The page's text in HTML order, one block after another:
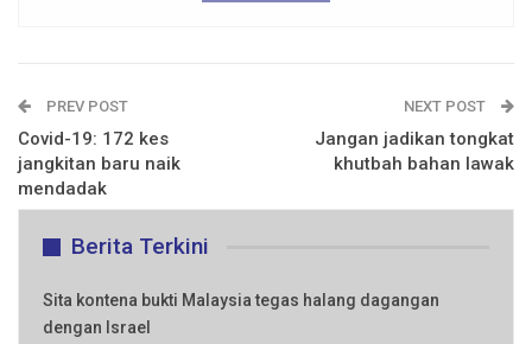
PREV POST
Covid-19: 172 kes
jangkitan baru naik
mendadak
NEXT POST
Jangan jadikan tongkat
khutbah bahan lawak
Berita Terkini
Sita kontena bukti Malaysia tegas halang dagangan
dengan Israel